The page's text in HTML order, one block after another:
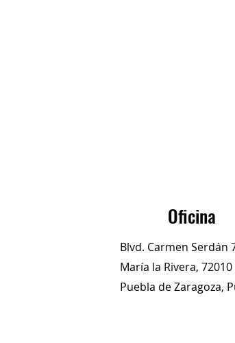
Oficina
Blvd. Carmen Serdán
María la Rivera,
Puebla de Zaragoza,